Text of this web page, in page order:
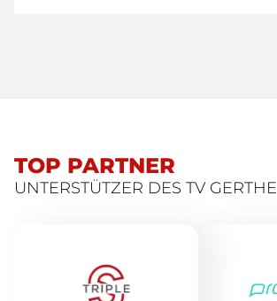
TOP PARTNER
UNTERSTÜTZER DES TV GERTHE